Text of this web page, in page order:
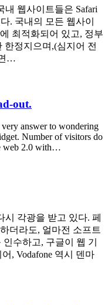
내 웹사이트들은 Safari
. 국내의 모든 웹사이
최적화되어 있고, 정부
한정지으며,(심지어 전
…
out.
answer to wondering
Number of visitors do
web 2.0 with…
시 각광을 받고 있다. 페
더라도, 얼마전 소프트
수하고, 구글이 웹 기
, Vodafone 역시 덴마